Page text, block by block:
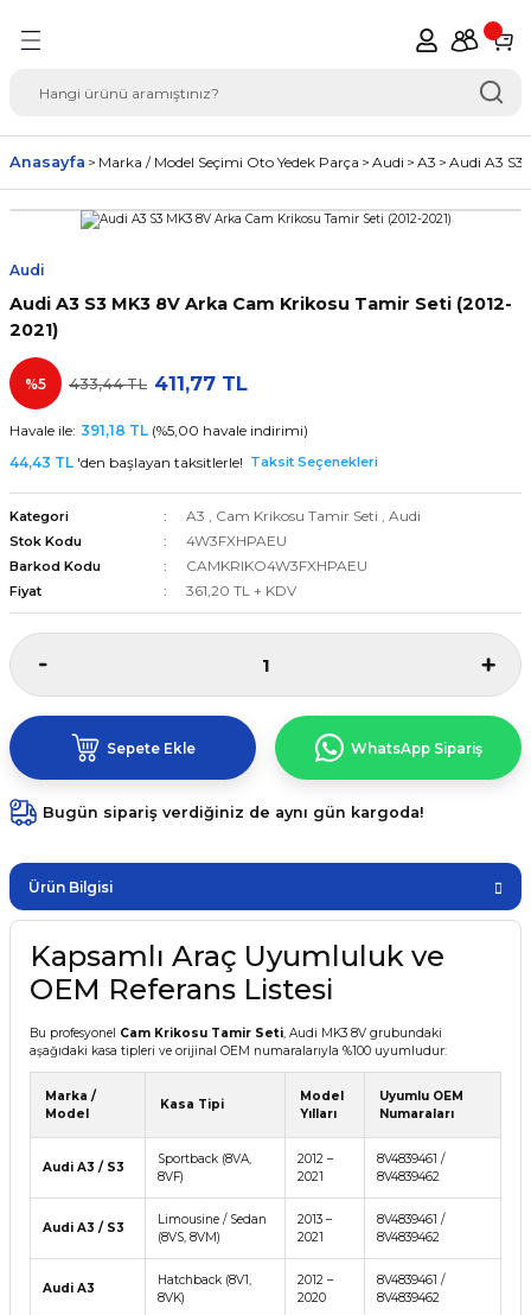
Seçimi Oto Yedek
Anasayfa Marka / Model Seçimi Oto Yedek Parça Audi A3 Audi A3 S3
Audi
Audi A3 S3 MK3 8V Arka Cam Krikosu Tamir Seti (2012-
2021)
%5 433,44 TL 411,77 TL
Havale ile: 391,18 TL (%5,00 havale indirimi)
44,43 TL 'den başlayan taksitlerle! Taksit Seçenekleri
Kategori A3 , Cam Krikosu Tamir Seti , Audi
Stok Kodu 4W3FXHPAEU
Barkod Kodu CAMKRIKO4W3FXHPAEU
Fiyat 361,20 TL + KDV
Sepete Ekle WhatsApp Sipariş
Bugün sipariş verdiğiniz de aynı gün kargoda!
Ürün Bilgisi
Kapsamlı Araç Uyumluluk ve
OEM Referans Listesi
Bu profesyonel Cam Krikosu Tamir Seti, Audi MK3 8V grubundaki
aşağıdaki kasa tipleri ve orijinal OEM numaralarıyla %100 uyumludur:
Marka /
Model
Kasa Tipi
Model
Yılları
Uyumlu OEM
Numaraları
Audi A3 / S3
Sportback (8VA,
8VF)
2012 –
2021
8V4839461 /
8V4839462
Audi A3 / S3
Limousine / Sedan
(8VS, 8VM)
2013 –
2021
8V4839461 /
8V4839462
Audi A3
Hatchback (8V1,
8VK)
2012 –
2020
8V4839461 /
8V4839462